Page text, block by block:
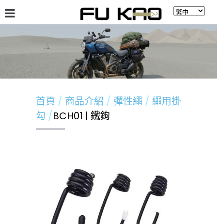
最新消息 留言板
首頁 商品介紹 彈性繩
繩用掛
勾
BCH01 | 鐵鉤